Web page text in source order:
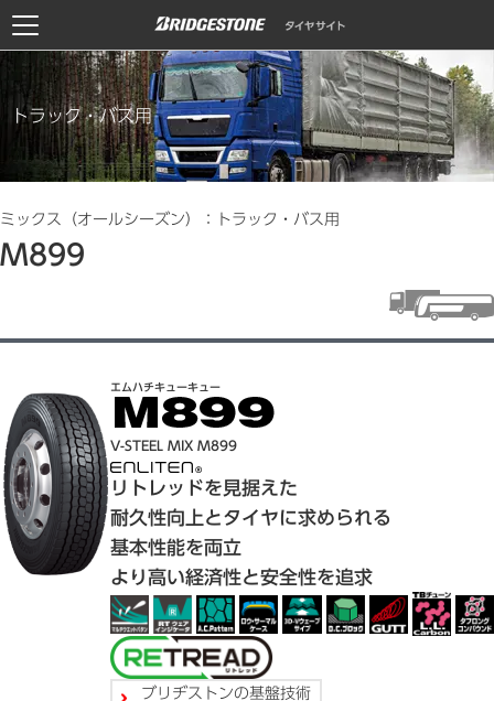
トラック・バス用
ミックス（オールシーズン）：トラック・バス用
M899
エムハチキューキュー
V-STEEL MIX M899
リトレッドを見据えた
耐久性向上とタイヤに求められる
基本性能を両立
より高い経済性と安全性を追求
ブリヂストンの基盤技術